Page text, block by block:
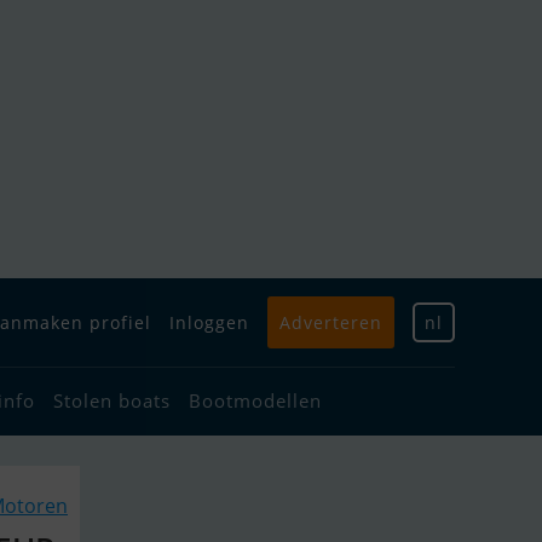
profiel Inloggen Adverteren nl
Stolen boats Bootmodellen